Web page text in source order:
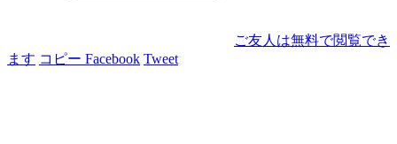
ご友人は無料で閲覧でき
ます コピー Facebook Tweet